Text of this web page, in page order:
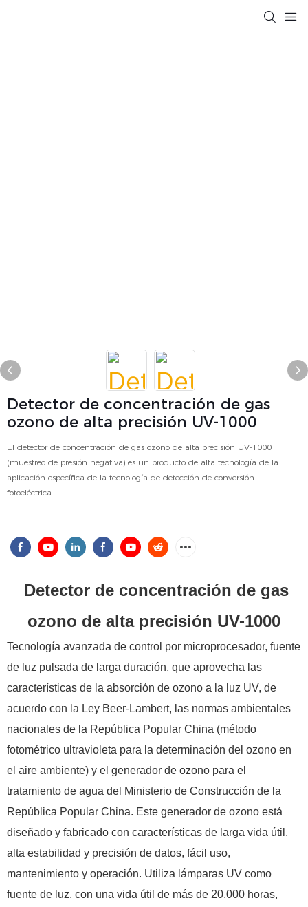
Detector de concentración de gas
ozono de alta precisión UV-1000
El detector de concentración de gas ozono de alta precisión UV-1000
(muestreo de presión negativa) es un producto de alta tecnología de la
aplicación específica de la tecnología de detección de conversión
fotoeléctrica.
Detector de concentración de gas
ozono de alta precisión UV-1000
Tecnología avanzada de control por microprocesador, fuente
de luz pulsada de larga duración, que aprovecha las
características de la absorción de ozono a la luz UV, de
acuerdo con la Ley Beer-Lambert, las normas ambientales
nacionales de la República Popular China (método
fotométrico ultravioleta para la determinación del ozono en
el aire ambiente) y el generador de ozono para el
tratamiento de agua del Ministerio de Construcción de la
República Popular China. Este generador de ozono está
diseñado y fabricado con características de larga vida útil,
alta estabilidad y precisión de datos, fácil uso,
mantenimiento y operación. Utiliza lámparas UV como
fuente de luz, con una vida útil de más de 20.000 horas,